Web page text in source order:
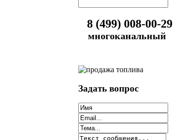
8 (499) 008-00-29
многоканальный
Задать вопрос